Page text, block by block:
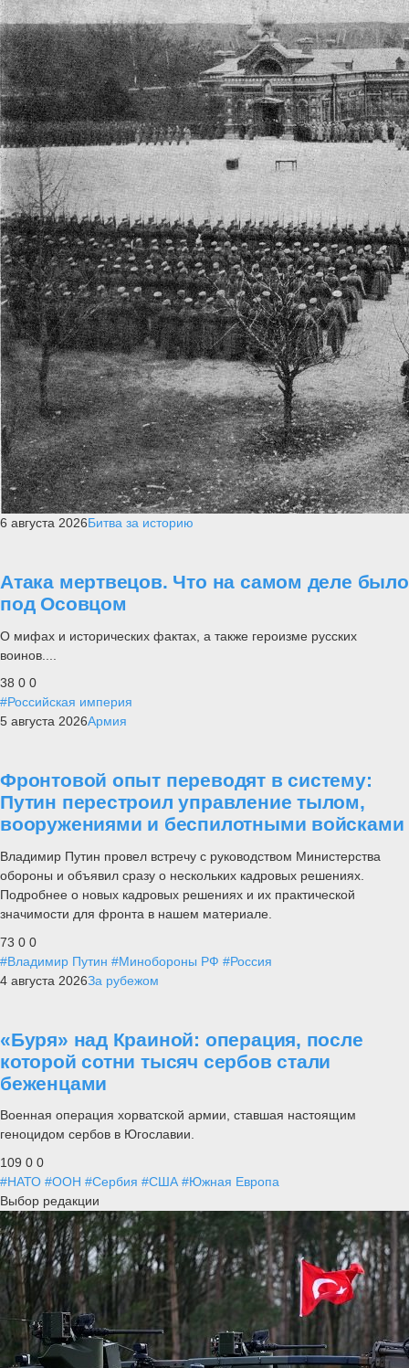
6 августа 2026Битва за историю
Атака мертвецов. Что на самом деле было
под Осовцом
О мифах и исторических фактах, а также героизме русских
воинов....
38 0 0
#Российская империя
5 августа 2026Армия
Фронтовой опыт переводят в систему:
Путин перестроил управление тылом,
вооружениями и беспилотными войсками
Владимир Путин провел встречу с руководством Министерства
обороны и объявил сразу о нескольких кадровых решениях.
Подробнее о новых кадровых решениях и их практической
значимости для фронта в нашем материале.
73 0 0
#Владимир Путин #Минобороны РФ #Россия
4 августа 2026За рубежом
«Буря» над Краиной: операция, после
которой сотни тысяч сербов стали
беженцами
Военная операция хорватской армии, ставшая настоящим
геноцидом сербов в Югославии.
109 0 0
#НАТО #ООН #Сербия #США #Южная Европа
Выбор редакции